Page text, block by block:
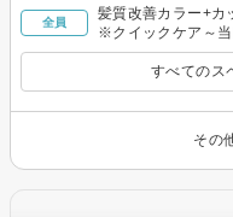
全員
髪質改善カラー+カ
※クイックケア～当
すべてのス
その